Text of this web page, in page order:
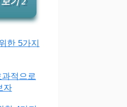
한 5가지
적으로
자